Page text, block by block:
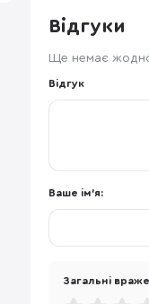
Відгуки
Ще немає
Відгук
Ваше ім'я:
Загальні